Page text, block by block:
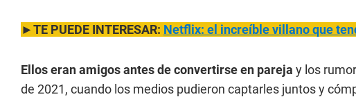
►TE PUEDE INTERESAR: Netflix: el increíble villano que
Ellos eran amigos antes de convertirse en pareja y los
de 2021, cuando los medios pudieron captarles juntos y